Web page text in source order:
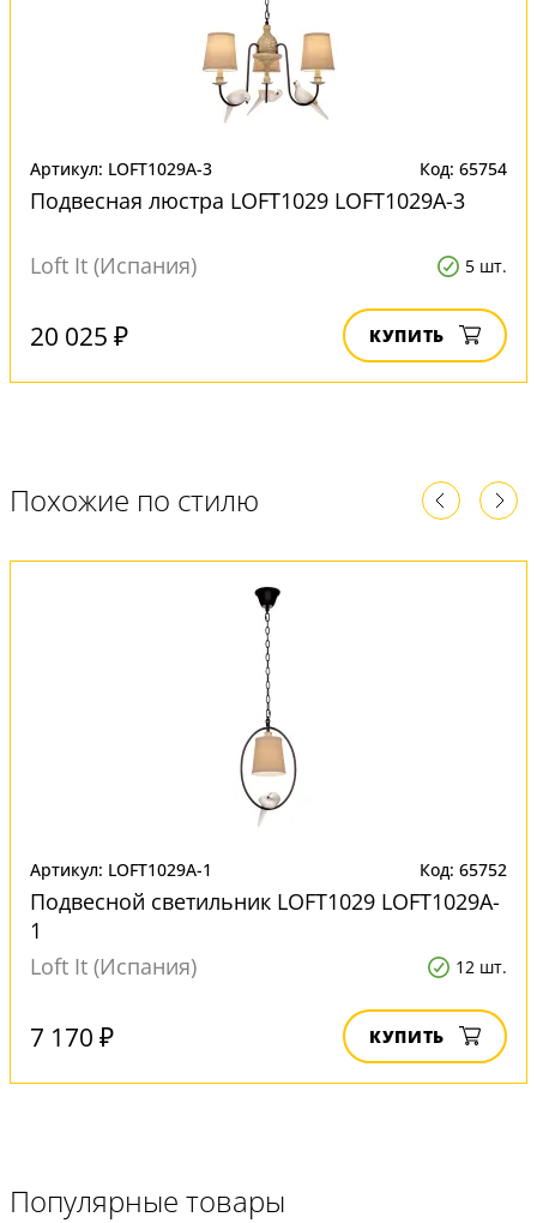
Артикул: LOFT1029A-3 Код: 65754
Подвесная люстра LOFT1029 LOFT1029A-3
Loft It (Испания) 5 шт.
20 025 ₽ КУПИТЬ
Похожие по стилю
Артикул: LOFT1029A-1 Код: 65752
Подвесной светильник LOFT1029 LOFT1029A-
1
Loft It (Испания)
12 шт.
7 170 ₽ КУПИТЬ
Популярные товары